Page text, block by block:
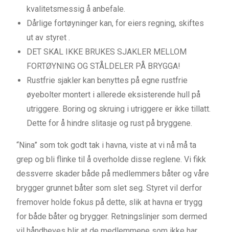
kvalitetsmessig å anbefale.
Dårlige fortøyninger kan, for eiers regning, skiftes
ut av styret .
DET SKAL IKKE BRUKES SJAKLER MELLOM
FORTØYNING OG STÅLDELER PÅ BRYGGA!
Rustfrie sjakler kan benyttes på egne rustfrie
øyebolter montert i allerede eksisterende hull på
utriggere. Boring og skruing i utriggere er ikke tillatt.
Dette for å hindre slitasje og rust på bryggene.
“Nina” som tok godt tak i havna, viste at vi nå må ta
grep og bli flinke til å overholde disse reglene. Vi fikk
dessverre skader både på medlemmers båter og våre
brygger grunnet båter som slet seg. Styret vil derfor
fremover holde fokus på dette, slik at havna er trygg
for både båter og brygger. Retningslinjer som dermed